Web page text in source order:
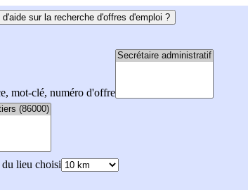
d'aide sur la recherche d'offres d'emploi ?
mot-clé, numéro d'offre
lieu choisi